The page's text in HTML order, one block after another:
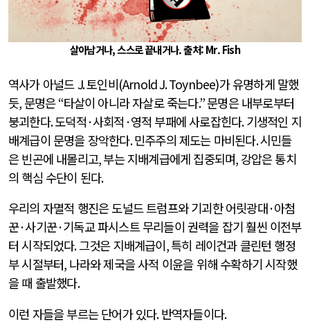
살아남거나, 스스로 끝내거나. 출처: Mr. Fish
역사가 아널드J.토인비(Arnold J. Toynbee)가 유명하게 말했
듯, 문명은“타살이 아니라 자살로 죽는다.”문명은 내부로부터
붕괴한다.도덕적 ·사회적 ·영적 부패에 사로잡힌다.기생적인 지
배계급이 문명을 장악한다.민주주의 제도는 마비된다.시민들
은 빈곤에 내몰리고,부는 지배계급에게 집중되며, 강압은 통치
의 핵심 수단이 된다.
우리의 자멸적 행진은 도널드 트럼프와 기괴한 어릿광대·아첨
꾼·사기꾼·기독교 파시스트 무리들이 권력을 잡기 훨씬 이전부
터 시작되었다.그것은 지배계급이,특히 레이건과 클린턴 행정
부 시절부터, 나라와 제국을 사적 이윤을 위해 수확하기 시작했
을 때 출발했다.
이런 자들을 부르는 단어가 있다.반역자들이다.